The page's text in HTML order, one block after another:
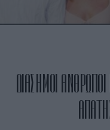
ΔΙΑΣΗΜΟΙ